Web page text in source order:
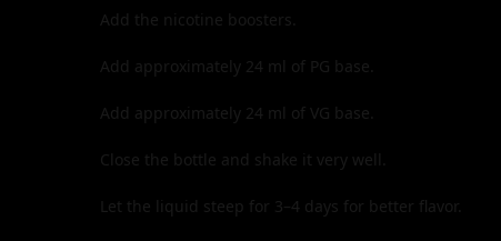
Add the nicotine boosters.
Add approximately 24 ml of PG base.
Add approximately 24 ml of VG base.
Close the bottle and shake it very well.
Let the liquid steep for 3–4 days for better flavor.